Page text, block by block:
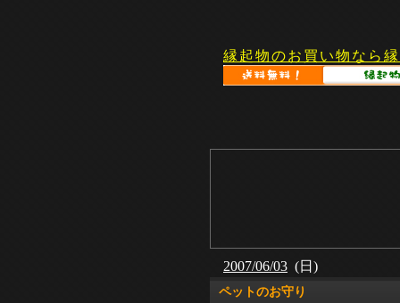
縁起物のお買い物なら
2007/06/03 (日)
ペットのお守り